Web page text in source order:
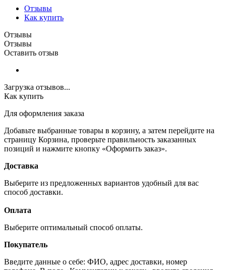
Отзывы
Как купить
Отзывы
Отзывы
Оставить отзыв
Загрузка отзывов...
Как купить
Для оформления заказа
Добавьте выбранные товары в корзину, а затем перейдите на
страницу Корзина, проверьте правильность заказанных
позиций и нажмите кнопку «Оформить заказ».
Доставка
Выберите из предложенных вариантов удобный для вас
способ доставки.
Оплата
Выберите оптимальный способ оплаты.
Покупатель
Введите данные о себе: ФИО, адрес доставки, номер